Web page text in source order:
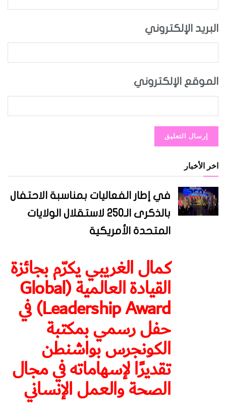
البريد الإلكتروني
الموقع الإلكتروني
اخر الأخبار
في إطار الفعاليات بمناسبة الاحتفال
بالذكرى الـ250 لاستقلال الولايات
المتحدة الأمريكية
كمال الغريبي يكرّم بجائزة
القيادة العالمية (Global
Leadership Award) في
حفل رسمي بمكتبة
الكونجرس بواشنطن
تقديرًا لإسهاماته في مجال
الصحة والعمل الإنساني